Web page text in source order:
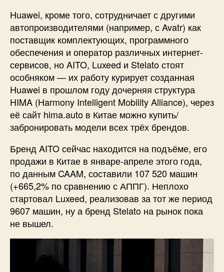
Huawei, кроме того, сотрудничает с другими
автопроизводителями (например, с Avatr) как
поставщик комплектующих, программного
обеспечения и оператор различных интернет-
сервисов, но AITO, Luxeed и Stelato стоят
особняком — их работу курирует созданная
Huawei в прошлом году дочерняя структура
HIMA (Harmony Intelligent Mobility Alliance), через
её сайт hima.auto в Китае можно купить/
забронировать модели всех трёх брендов.
Бренд AITO сейчас находится на подъёме, его
продажи в Китае в январе-апреле этого года,
по данным CAAM, составили 107 520 машин
(+665,2% по сравнению с АППГ). Неплохо
стартовал Luxeed, реализовав за тот же период
9607 машин, ну а бренд Stelato на рынок пока
не вышел.